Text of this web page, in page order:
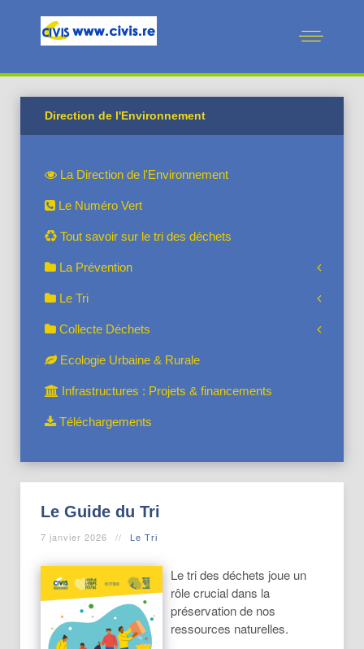
Direction de l'Environnement
La Direction de l'Environnement
Le Numéro Vert
Tout savoir sur le tri des déchets
La Prévention
Le Tri
Collecte Déchets
Ecologie Urbaine & Rurale
Infrastructures : Projets & financements
Téléchargements
Le Guide du Tri
7 janvier 2026 Le Tri
Le tri des déchets joue un
rôle crucial dans la
préservation de nos
ressources naturelles.